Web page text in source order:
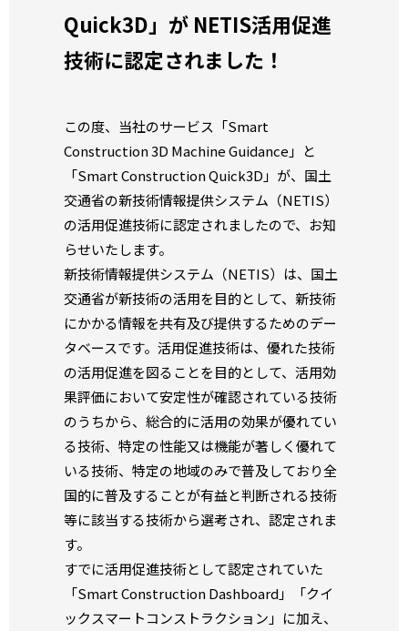
Quick3D」が NETIS活用促進
技術に認定されました！
この度、当社のサービス「Smart
Construction 3D Machine Guidance」と
「Smart Construction Quick3D」が、国土
交通省の新技術情報提供システム（NETIS）
の活用促進技術に認定されましたので、お知
らせいたします。
新技術情報提供システム（NETIS）は、国土
交通省が新技術の活用を目的として、新技術
にかかる情報を共有及び提供するためのデー
タベースです。活用促進技術は、優れた技術
の活用促進を図ることを目的として、活用効
果評価において安定性が確認されている技術
のうちから、総合的に活用の効果が優れてい
る技術、特定の性能又は機能が著しく優れて
いる技術、特定の地域のみで普及しており全
国的に普及することが有益と判断される技術
等に該当する技術から選考され、認定されま
す。
すでに活用促進技術として認定されていた
「Smart Construction Dashboard」「クイ
ックスマートコンストラクション」に加え、